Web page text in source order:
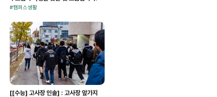
#캠퍼스생활
[[수능] 고사장 인솔] : 고사장 앞가지